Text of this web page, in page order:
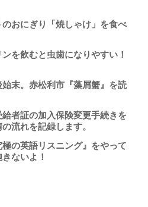
のおにぎり「焼しゃけ」を食べ
を飲むと虫歯になりやすい！
末。赤松利市『藻屑蟹』を読
者証の加入保険変更手続きを
流れを記録します。
極の英語リスニング』をやって
ないよ！